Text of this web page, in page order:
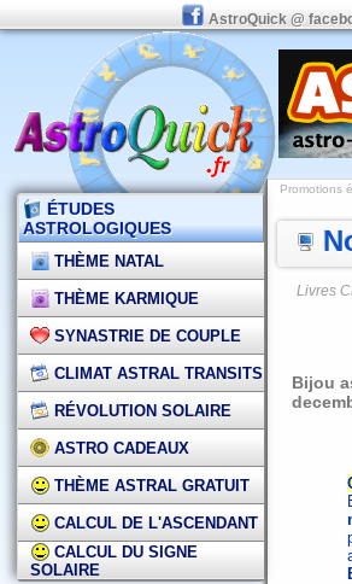
AstroQuick @
ÉTUDES
ASTROLOGIQUES
THÈME NATAL
THÈME KARMIQUE
SYNASTRIE DE COUPLE
CLIMAT ASTRAL TRANSITS
RÉVOLUTION SOLAIRE
ASTRO CADEAUX
THÈME ASTRAL GRATUIT
CALCUL DE L'ASCENDANT
CALCUL DU SIGNE
SOLAIRE
Promotions
Livres
Bijou